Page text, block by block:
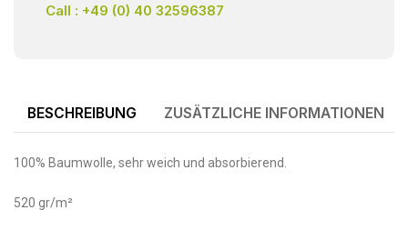
Call : +49 (0) 40 32596387
BESCHREIBUNG ZUSÄTZLICHE INFORMATIONEN
100% Baumwolle, sehr weich und absorbierend.
520 gr/m²